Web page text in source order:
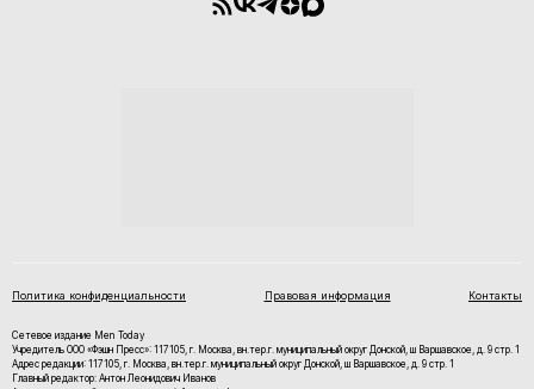
Политика конфиденциальности Правовая информация Контакты
Сетевое издание Men Today
Учредитель ООО «Фэшн Пресс»: 117105, г. Москва, вн.тер.г. муниципальный округ Донской, ш Варшавское, д. 9 стр. 1
Адрес редакции: 117105, г. Москва, вн.тер.г. муниципальный округ Донской, ш Варшавское, д. 9 стр. 1
Главный редактор: Антон Леонидович Иванов